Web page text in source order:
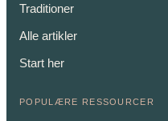
Traditioner
Alle artikler
Start her
POPULÆRE RESSOURCER